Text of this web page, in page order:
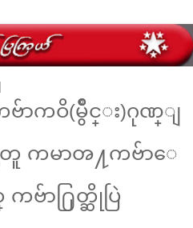
ဗ်ာကဝိ(မွိဳင္း)ဂုဏ္ျ
တူ ကမာၻ႔ကဗ်ာေ
ာ႐ြတ္ဆိုပြဲ